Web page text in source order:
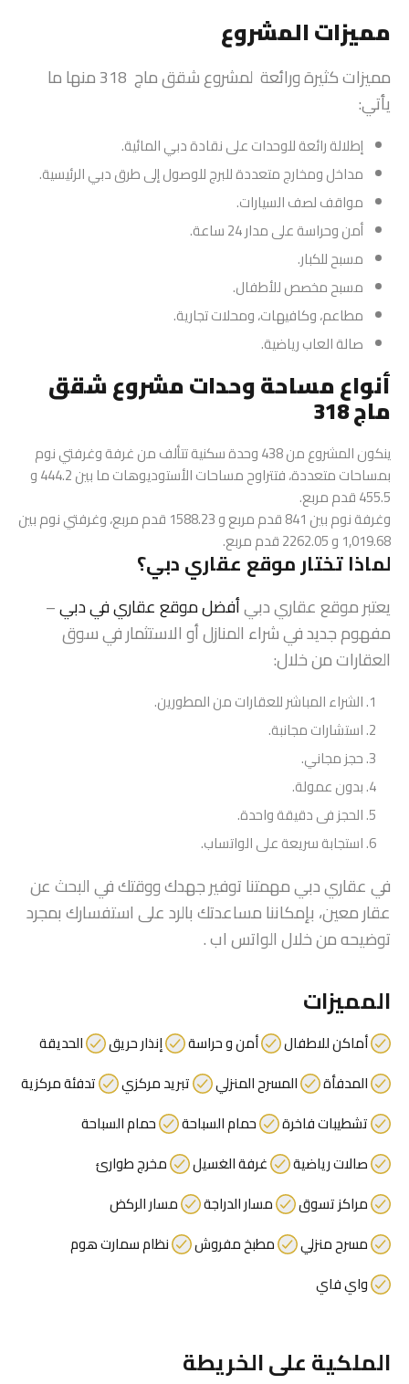
مميزاتالمشروع
مميزات كثيرة ورائعة لمشروع شقق ماج 318 منها ما
يأتي:
إطلالة رائعة للوحدات على نقادة دبي المائية.
مداخل ومخارج متعددة للبرج للوصول إلى طرق دبي الرئيسية.
مواقف لصف السيارات.
أمن وحراسة على مدار 24 ساعة.
مسبح للكبار.
مسبح مخصص للأطفال.
مطاعم، وكافيهات، ومحلات تجارية.
صالة العاب رياضية.
أنواع مساحة وحدات مشروع شقق
ماج 318
ينكون المشروع من 438 وحدة سكنية تتألف من غرفة وغرفتي نوم
بمساحات متعددة، فتتراوح مساحات الأستوديوهات ما بين 444.2 و
455.5 قدم مربع.
وغرفة نوم بين 841 قدم مربع و 1588.23 قدم مربع، وغرفتي نوم بين
1,019.68 و 2262.05 قدم مربع.
لماذا تختار موقع عقاري دبي؟
يعتبر موقع عقاري دبيأفضل موقع عقاري في دبي–
مفهوم جديد في شراء المنازل أو الاستثمار في سوق
العقارات من خلال:
الشراء المباشر للعقارات من المطورين.
استشارات مجانبة.
حجز مجاني.
بدون عمولة.
الحجز فى دقيقة واحدة.
استجابة سريعة على الواتساب.
في عقاري دبي مهمتنا توفير جهدك ووقتك في البحث عن
عقار معين، بإمكاننا مساعدتك بالرد على استفسارك بمجرد
توضيحه من خلال الواتس اب .
المميزات
أماكن للاطفال أمن و حراسة إنذار حريق
الحديقة
المدفأة
المسرح المنزلي تبريد مركزي
تدفئة مركزية
تشطيبات فاخرة
حمام السباحة
حمام السباحة
صالات رياضية
غرفة الغسيل
مخرج طوارئ
مراكز تسوق
مسار الدراجة
مسار الركض
مسرح منزلي
مطبخ مفروش
نظام سمارت هوم
واي فاي
الملكية على الخريطة